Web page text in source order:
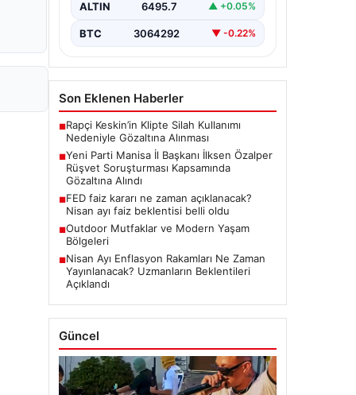
soruşturması önemli bir gelişmeyle
Başkanı…
ALTIN 6495.7 ▲ +0.05%
BTC 3064292 ▼ -0.22%
Son Eklenen Haberler
■Rapçi Keskin’in Klipte Silah Kullanımı
Nedeniyle Gözaltına Alınması
■Yeni Parti Manisa İl Başkanı İlksen Özalper
Rüşvet Soruşturması Kapsamında
Gözaltına Alındı
■FED faiz kararı ne zaman açıklanacak?
Nisan ayı faiz beklentisi belli oldu
■Outdoor Mutfaklar ve Modern Yaşam
Bölgeleri
■Nisan Ayı Enflasyon Rakamları Ne Zaman
Yayınlanacak? Uzmanların Beklentileri
Açıklandı
Güncel